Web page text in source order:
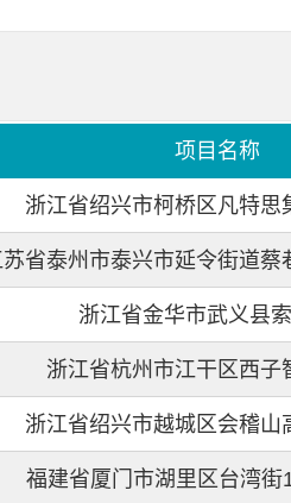
项目名称
浙江省绍兴市柯桥区凡特思
苏省泰州市泰兴市延令街道蔡
浙江省金华市武义县
浙江省杭州市江干区西子
浙江省绍兴市越城区会稽山
福建省厦门市湖里区台湾街